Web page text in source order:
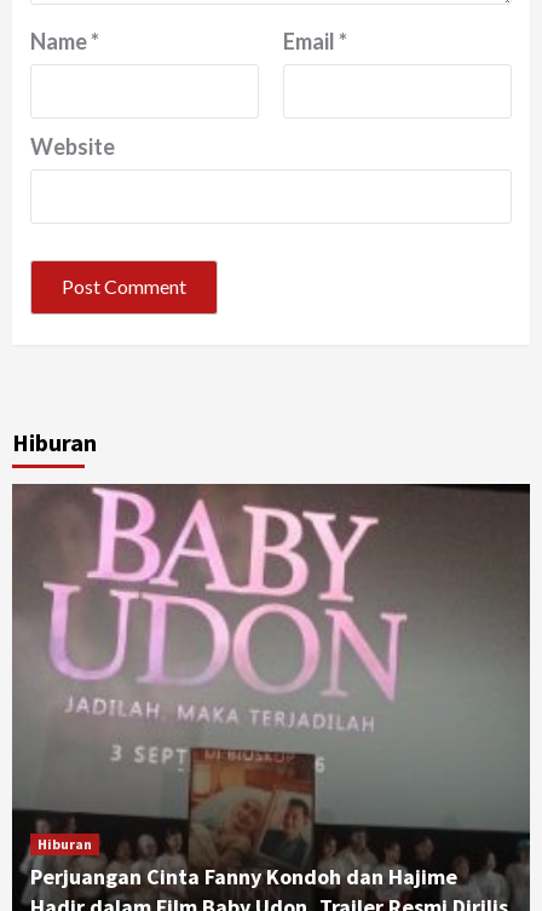
Name* Email*
Website
Hiburan
Hiburan
Perjuangan Cinta Fanny Kondoh dan Hajime